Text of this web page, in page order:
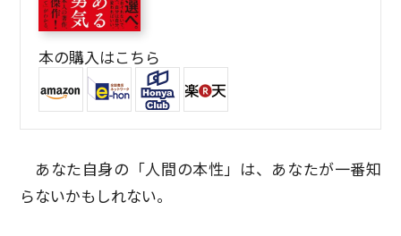
本の購入はこちら
あなた自身の「人間の本性」は、あなたが一番知
らないかもしれない。